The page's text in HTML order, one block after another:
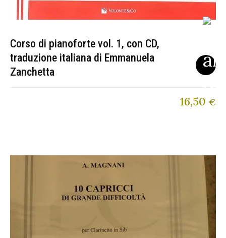
Corso di pianoforte vol. 1, con CD,
traduzione italiana di Emmanuela
Zanchetta
16,50 €